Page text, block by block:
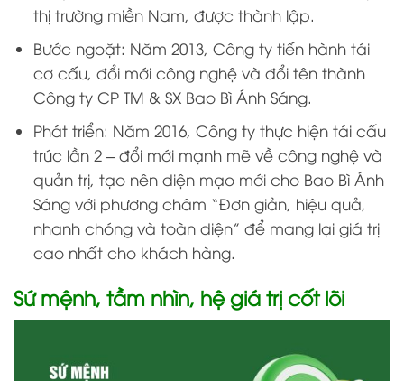
thị trường miền Nam, được thành lập.
Bước ngoặt: Năm 2013, Công ty tiến hành tái
cơ cấu, đổi mới công nghệ và đổi tên thành
Công ty CP TM & SX Bao Bì Ánh Sáng.
Phát triển: Năm 2016, Công ty thực hiện tái cấu
trúc lần 2 – đổi mới mạnh mẽ về công nghệ và
quản trị, tạo nên diện mạo mới cho Bao Bì Ánh
Sáng với phương châm “Đơn giản, hiệu quả,
nhanh chóng và toàn diện” để mang lại giá trị
cao nhất cho khách hàng.
Sứ mệnh, tầm nhìn, hệ giá trị cốt lõi